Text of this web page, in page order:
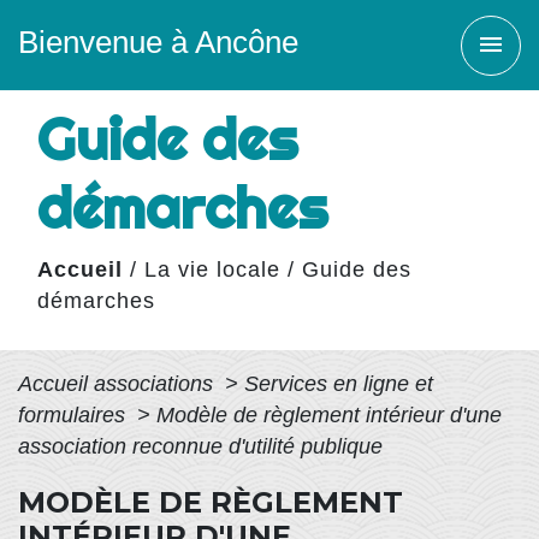
Bienvenue à Ancône menu
Guide des
démarches
Accueil / La vie locale / Guide des
démarches
Accueil associations > Services en ligne et
formulaires > Modèle de règlement intérieur d'une
association reconnue d'utilité publique
MODÈLE DE RÈGLEMENT